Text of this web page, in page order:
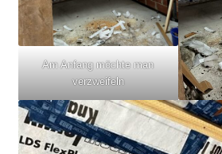
Am Anfang möchte man
verzweifeln